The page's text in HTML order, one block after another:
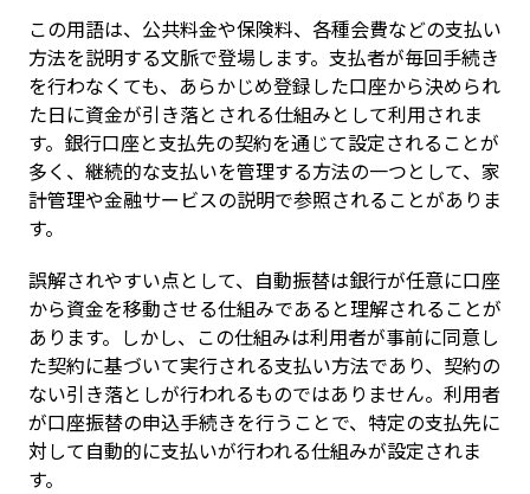
この用語は、公共料金や保険料、各種会費などの支払い
方法を説明する文脈で登場します。支払者が毎回手続き
を行わなくても、あらかじめ登録した口座から決められ
た日に資金が引き落とされる仕組みとして利用されま
す。銀行口座と支払先の契約を通じて設定されることが
多く、継続的な支払いを管理する方法の一つとして、家
計管理や金融サービスの説明で参照されることがありま
す。
誤解されやすい点として、自動振替は銀行が任意に口座
から資金を移動させる仕組みであると理解されることが
あります。しかし、この仕組みは利用者が事前に同意し
た契約に基づいて実行される支払い方法であり、契約の
ない引き落としが行われるものではありません。利用者
が口座振替の申込手続きを行うことで、特定の支払先に
対して自動的に支払いが行われる仕組みが設定されま
す。